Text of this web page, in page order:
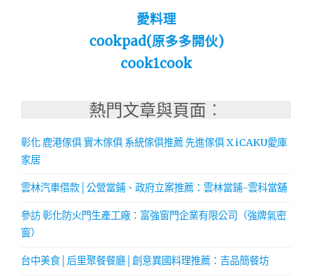
愛料理
cookpad(原多多開伙)
cook1cook
熱門文章與頁面︰
彰化 鹿港傢俱 實木傢俱 系統傢俱推薦 先進傢俱 X iCAKU愛庫
家居
雲林汽車借款│公營當鋪、政府立案推薦：雲林當鋪-雲科當舖
參訪 彰化防火門生產工廠：富強窗門企業有限公司（強牌氣密
窗）
台中美食│后里聚餐餐廳│創意異國料理推薦：吉品簡餐坊